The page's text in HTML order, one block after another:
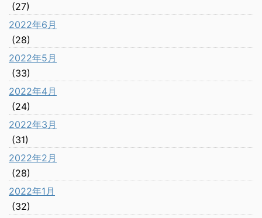
(27)
2022年6月
(28)
2022年5月
(33)
2022年4月
(24)
2022年3月
(31)
2022年2月
(28)
2022年1月
(32)